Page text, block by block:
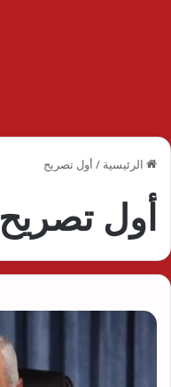
الرئيسية / أول تصريح
أول تصريح